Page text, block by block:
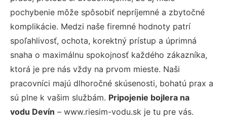
pochybenie môže spôsobiť nepríjemné a zbytočné
komplikácie. Medzi naše firemné hodnoty patrí
spoľahlivosť, ochota, korektný prístup a úprimná
snaha o maximálnu spokojnosť každého zákazníka,
ktorá je pre nás vždy na prvom mieste. Naši
pracovníci majú dlhoročné skúsenosti, bohatú prax a
sú plne k vašim službám. Pripojenie bojlera na
vodu Devín – www.riesim-vodu.sk je tu pre vás.